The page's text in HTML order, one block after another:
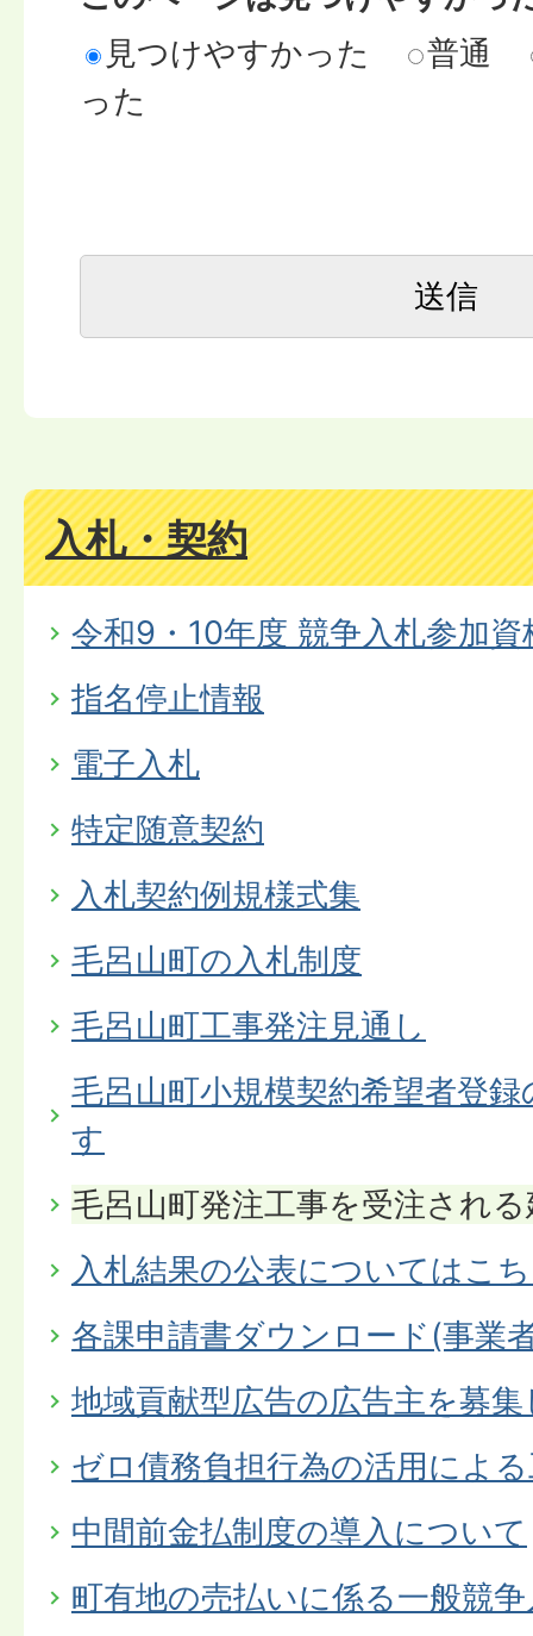
見つけやすかった
普通
った
入札・契約
令和9・10年度 競争入札参加
指名停止情報
電子入札
特定随意契約
入札契約例規様式集
毛呂山町の入札制度
毛呂山町工事発注見通し
毛呂山町小規模契約希望者登
す
毛呂山町発注工事を受注され
入札結果の公表についてはこ
各課申請書ダウンロード(事業
地域貢献型広告の広告主を募
ゼロ債務負担行為の活用によ
中間前金払制度の導入について
町有地の売払いに係る一般競